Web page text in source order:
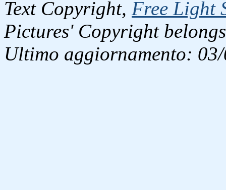
Text Copyright, Free Light
Pictures' Copyright
Ultimo aggiornamento: